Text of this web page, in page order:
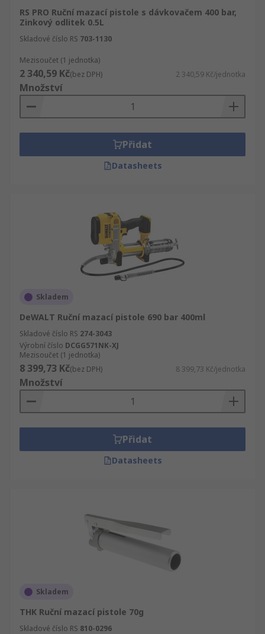
RS PRO Ruční mazací pistole s dávkovačem 400 bar,
Zinkový odlitek 0.5L
Skladové číslo RS 703-1130
Mezisoučet (1 jednotka)
2 340,59 Kč(bez DPH) 2 340,59 Kč/jednotka
Množství
Přidat
Datasheets
Skladem
DeWALT Ruční mazací pistole 690 bar 400ml
Skladové číslo RS 274-3043
Výrobní číslo DCGG571NK-XJ
Mezisoučet (1 jednotka)
8 399,73 Kč(bez DPH) 8 399,73 Kč/jednotka
Množství
Přidat
Datasheets
Skladem
THK Ruční mazací pistole 70g
Skladové číslo RS 810-0296